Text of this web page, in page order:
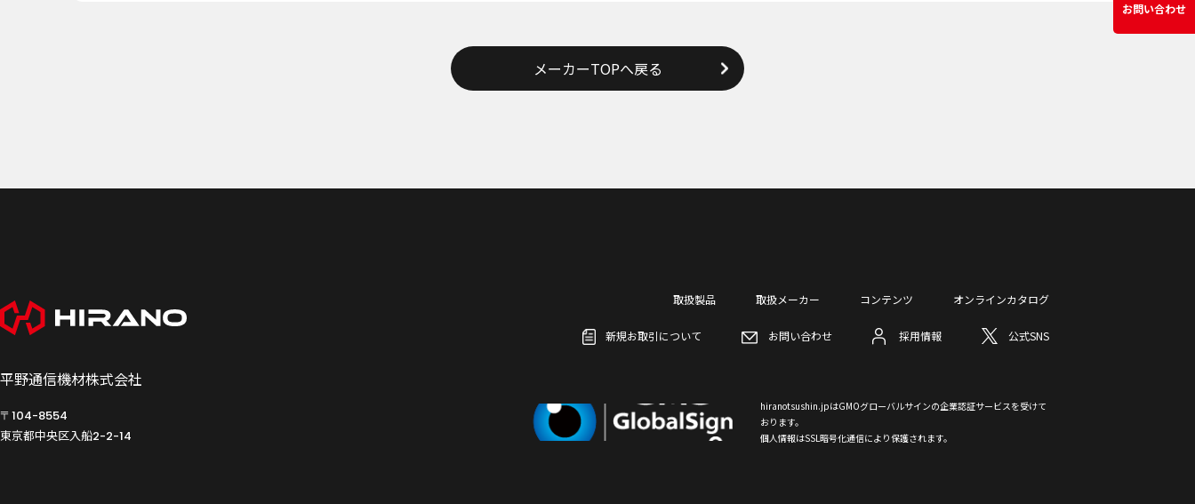
お問い合わせ
メーカーTOPへ戻る
平野通信機材株式会社
〒104-8554
東京都中央区入船2-2-14
取扱製品 取扱メーカー コンテンツ オンラインカタログ
新規お取引について お問い合わせ 採用情報 公式SNS
hiranotsushin.jpはGMOグローバルサインの企業認証サービスを受けて
おります。
個人情報はSSL暗号化通信により保護されます。